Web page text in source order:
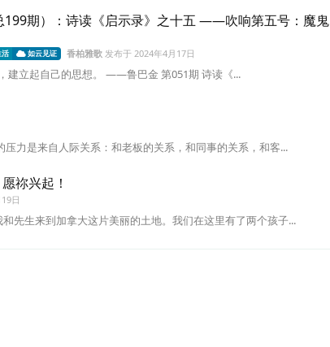
199期）：诗读《启示录》之十五 ——吹响第五号：魔鬼
如云见证 香柏雅歌发布于 2024年4月17日
建立起自己的思想。 ——鲁巴金 第051期 诗读《...
力是来自人际关系：和老板的关系，和同事的关系，和客...
祢兴起！
日
先生来到加拿大这片美丽的土地。我们在这里有了两个孩子...